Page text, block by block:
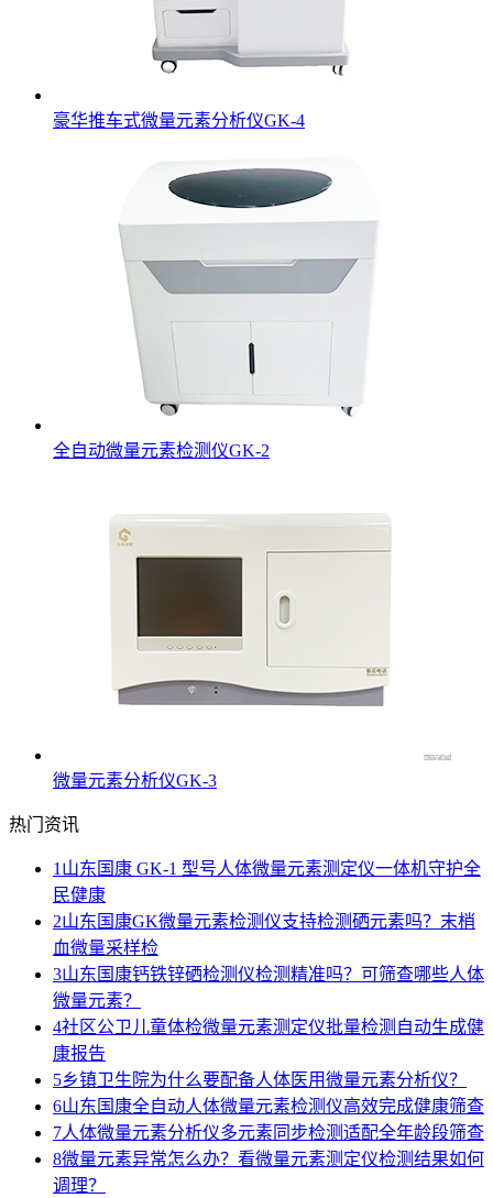
豪华推车式微量元素分析仪GK-4
全自动微量元素检测仪GK-2
微量元素分析仪GK-3
热门资讯
1 山东国康 GK-1 型号人体微量元素测定仪一体机守护全
民健康
2山东国康GK微量元素检测仪支持检测硒元素吗？末梢
血微量采样检
3山东国康钙铁锌硒检测仪检测精准吗？可筛查哪些人体
微量元素？
4社区公卫儿童体检微量元素测定仪批量检测自动生成健
康报告
5乡镇卫生院为什么要配备人体医用微量元素分析仪？
6山东国康全自动人体微量元素检测仪高效完成健康筛查
7人体微量元素分析仪多元素同步检测适配全年龄段筛查
8微量元素异常怎么办？看微量元素测定仪检测结果如何
调理？